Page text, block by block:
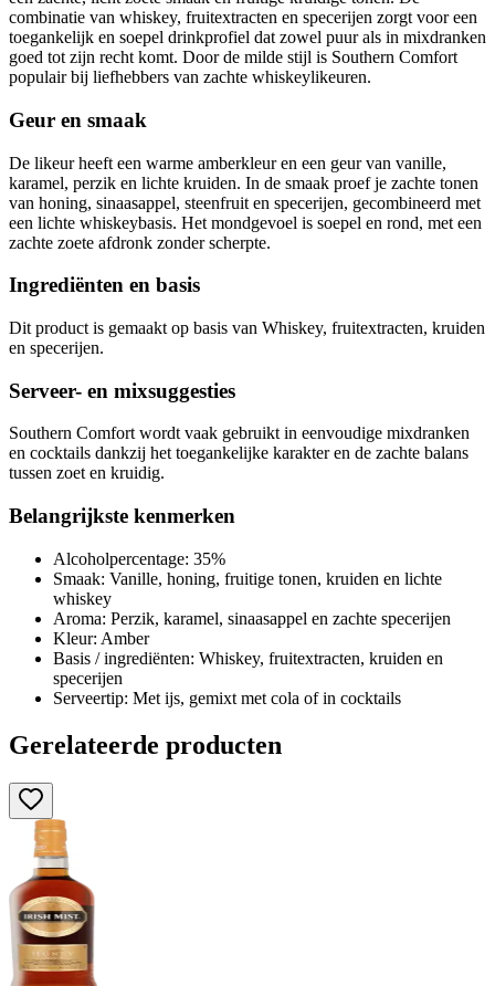
combinatie van whiskey, fruitextracten en specerijen zorgt voor een
toegankelijk en soepel drinkprofiel dat zowel puur als in mixdranken
goed tot zijn recht komt. Door de milde stijl is Southern Comfort
populair bij liefhebbers van zachte whiskeylikeuren.
Geur en smaak
De likeur heeft een warme amberkleur en een geur van vanille,
karamel, perzik en lichte kruiden. In de smaak proef je zachte tonen
van honing, sinaasappel, steenfruit en specerijen, gecombineerd met
een lichte whiskeybasis. Het mondgevoel is soepel en rond, met een
zachte zoete afdronk zonder scherpte.
Ingrediënten en basis
Dit product is gemaakt op basis van Whiskey, fruitextracten, kruiden
en specerijen.
Serveer- en mixsuggesties
Southern Comfort wordt vaak gebruikt in eenvoudige mixdranken
en cocktails dankzij het toegankelijke karakter en de zachte balans
tussen zoet en kruidig.
Belangrijkste kenmerken
Alcoholpercentage: 35%
Smaak: Vanille, honing, fruitige tonen, kruiden en lichte
whiskey
Aroma: Perzik, karamel, sinaasappel en zachte specerijen
Kleur: Amber
Basis / ingrediënten: Whiskey, fruitextracten, kruiden en
specerijen
Serveertip: Met ijs, gemixt met cola of in cocktails
Gerelateerde producten